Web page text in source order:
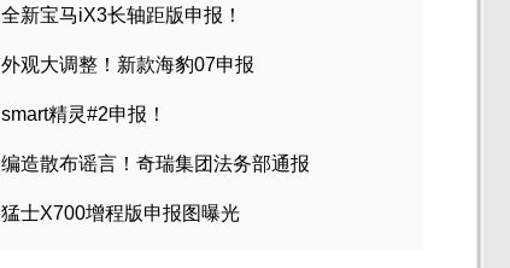
全新宝马iX3长轴距版申报！
外观大调整！新款海豹07申报
smart精灵#2申报！
编造散布谣言！奇瑞集团法务部通报
猛士X700增程版申报图曝光